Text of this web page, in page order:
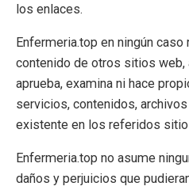
los enlaces.
Enfermeria.top en ningún
contenido de otros sitios
aprueba, examina ni hace
servicios, contenidos,
existente en los referidos
Enfermeria.top no asume
daños y perjuicios que